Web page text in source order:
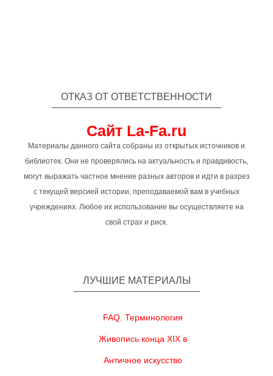
ОТКАЗ ОТ ОТВЕТСТВЕННОСТИ
Сайт La-Fa.ru
Материалы данного сайта собраны из открытых источников и
библиотек. Они не проверялись на актуальность и правдивость,
могут выражать частное мнение разных авторов и идти в разрез
с текущей версией истории, преподаваемой вам в учебных
учреждениях. Любое их использование вы осуществляете на
свой страх и риск.
ЛУЧШИЕ МАТЕРИАЛЫ
FAQ. Терминология
Живопись конца XIX в
Античное искусство